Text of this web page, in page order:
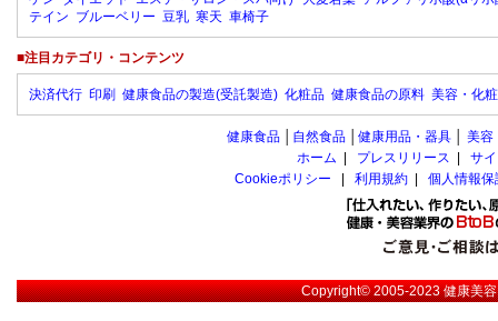
テイン ブルーベリー 豆乳 寒天 車椅子
■注目カテゴリ・コンテンツ
決済代行 印刷 健康食品の製造(受託製造) 化粧品 健康食品の原料 美容・化
健康食品 自然食品 健康用品・器具 美容
ホーム
プレスリリース
サ
Cookieポリシー
利用規約 個人情報
Copyright© 2005-2023健康美